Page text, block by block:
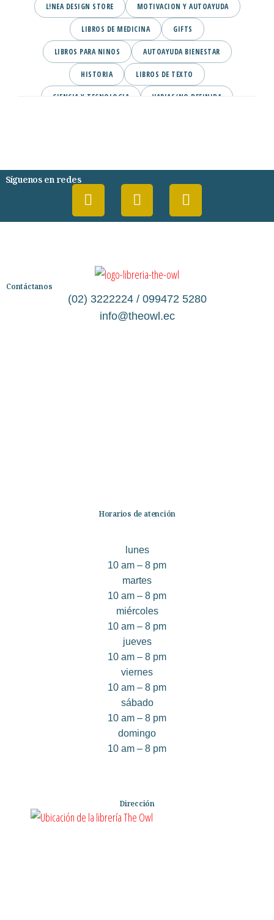
L!NEA DESIGN STORE MOTIVACION Y AUTOAYUDA
LIBROS DE MEDICINA GIFTS
LIBROS PARA NINOS AUTOAYUDA BIENESTAR
HISTORIA LIBROS DE TEXTO
CIENCIA Y TECNOLOGIA VARIAS/NO DEFINIDA
Síguenos en redes
Contáctanos
(02) 3222224 / 099472 5280
info@theowl.ec
Horarios de atención
lunes
10 am – 8 pm
martes
10 am – 8 pm
miércoles
10 am – 8 pm
jueves
10 am – 8 pm
viernes
10 am – 8 pm
sábado
10 am – 8 pm
domingo
10 am – 8 pm
Dirección